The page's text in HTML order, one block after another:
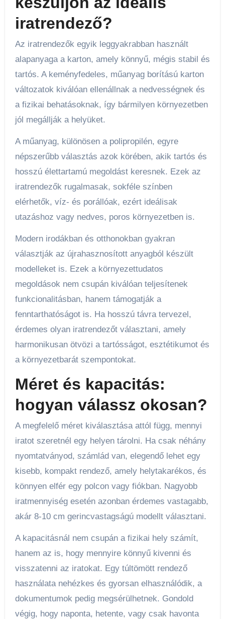
iratrendező?
Az iratrendezők egyik leggyakrabban használt
alapanyaga a karton, amely könnyű, mégis stabil és
tartós. A keményfedeles, műanyag borítású karton
változatok kiválóan ellenállnak a nedvességnek és
a fizikai behatásoknak, így bármilyen környezetben
jól megállják a helyüket.
A műanyag, különösen a polipropilén, egyre
népszerűbb választás azok körében, akik tartós és
hosszú élettartamú megoldást keresnek. Ezek az
iratrendezők rugalmasak, sokféle színben
elérhetők, víz- és porállóak, ezért ideálisak
utazáshoz vagy nedves, poros környezetben is.
Modern irodákban és otthonokban gyakran
választják az újrahasznosított anyagból készült
modelleket is. Ezek a környezettudatos
megoldások nem csupán kiválóan teljesítenek
funkcionalitásban, hanem támogatják a
fenntarthatóságot is. Ha hosszú távra tervezel,
érdemes olyan iratrendezőt választani, amely
harmonikusan ötvözi a tartósságot, esztétikumot és
a környezetbarát szempontokat.
Méret és kapacitás:
hogyan válassz okosan?
A megfelelő méret kiválasztása attól függ, mennyi
iratot szeretnél egy helyen tárolni. Ha csak néhány
nyomtatványod, számlád van, elegendő lehet egy
kisebb, kompakt rendező, amely helytakarékos, és
könnyen elfér egy polcon vagy fiókban. Nagyobb
iratmennyiség esetén azonban érdemes vastagabb,
akár 8-10 cm gerincvastagságú modellt választani.
A kapacitásnál nem csupán a fizikai hely számít,
hanem az is, hogy mennyire könnyű kivenni és
visszatenni az iratokat. Egy túltömött rendező
használata nehézkes és gyorsan elhasználódik, a
dokumentumok pedig megsérülhetnek. Gondold
végig, hogy naponta, hetente, vagy csak havonta